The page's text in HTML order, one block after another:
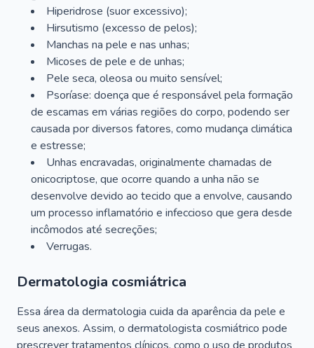
Hiperidrose (suor excessivo);
Hirsutismo (excesso de pelos);
Manchas na pele e nas unhas;
Micoses de pele e de unhas;
Pele seca, oleosa ou muito sensível;
Psoríase: doença que é responsável pela formação
de escamas em várias regiões do corpo, podendo ser
causada por diversos fatores, como mudança climática
e estresse;
Unhas encravadas, originalmente chamadas de
onicocriptose, que ocorre quando a unha não se
desenvolve devido ao tecido que a envolve, causando
um processo inflamatório e infeccioso que gera desde
incômodos até secreções;
Verrugas.
Dermatologia cosmiátrica
Essa área da dermatologia cuida da aparência da pele e
seus anexos. Assim, o dermatologista cosmiátrico pode